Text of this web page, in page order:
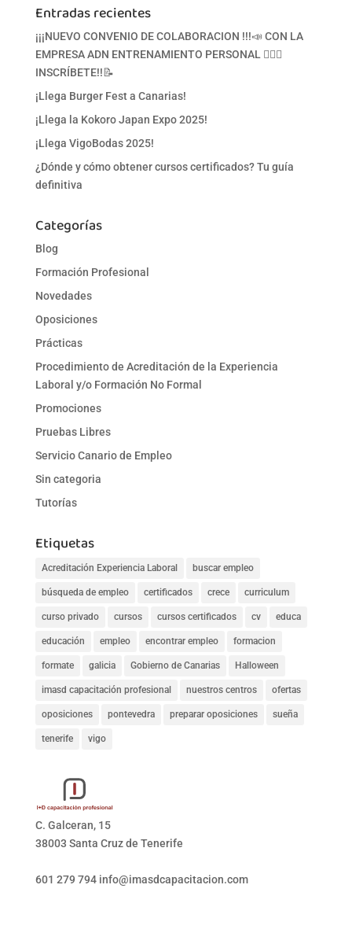
Entradas recientes
¡¡¡NUEVO CONVENIO DE COLABORACION !!!📣 CON LA
EMPRESA ADN ENTRENAMIENTO PERSONAL 🏋‍♀🥋
INSCRÍBETE!!📝
¡Llega Burger Fest a Canarias!
¡Llega la Kokoro Japan Expo 2025!
¡Llega VigoBodas 2025!
¿Dónde y cómo obtener cursos certificados? Tu guía
definitiva
Categorías
Blog
Formación Profesional
Novedades
Oposiciones
Prácticas
Procedimiento de Acreditación de la Experiencia
Laboral y/o Formación No Formal
Promociones
Pruebas Libres
Servicio Canario de Empleo
Sin categoria
Tutorías
Etiquetas
Acreditación Experiencia Laboral buscar empleo
búsqueda de empleo certificados crece curriculum
curso privado cursos cursos certificados cv educa
educación empleo encontrar empleo formacion
formate galicia Gobierno de Canarias Halloween
imasd capacitación profesional nuestros centros ofertas
oposiciones pontevedra preparar oposiciones sueña
tenerife vigo
C. Galceran, 15
38003 Santa Cruz de Tenerife
601 279 794 info@imasdcapacitacion.com